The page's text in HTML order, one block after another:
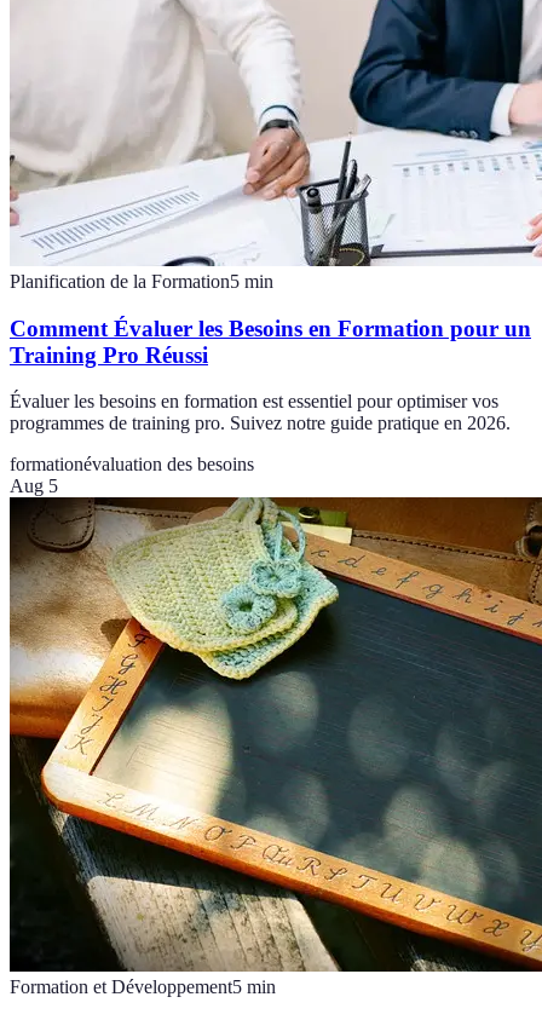
Planification de la Formation5 min
Comment Évaluer les Besoins en Formation pour un
Training Pro Réussi
Évaluer les besoins en formation est essentiel pour optimiser vos
programmes de training pro. Suivez notre guide pratique en 2026.
formationévaluation des besoins
Aug 5
Formation et Développement5 min